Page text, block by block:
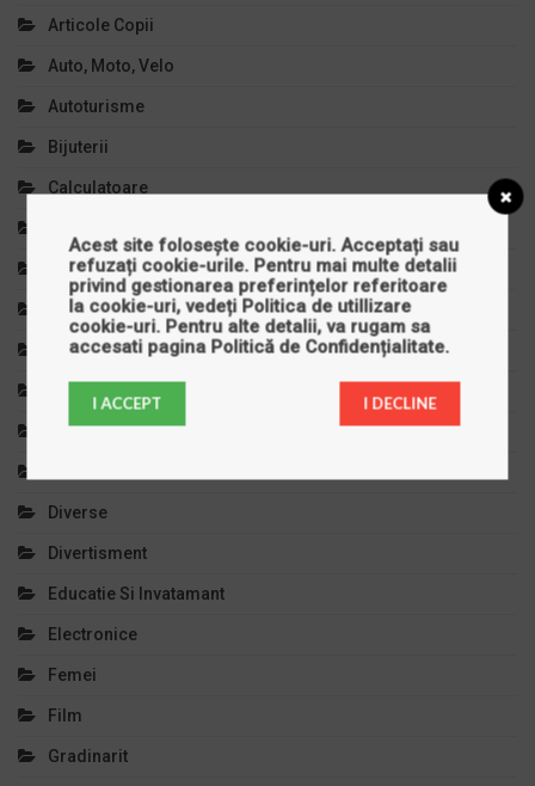
Articole Copii
Auto, Moto, Velo
Autoturisme
Bijuterii
Calculatoare
Cinema
Clinici Private
Comert Si Magazine
Cursuri Si Meditatii
Diverse
Divertisment
Educatie Si Invatamant
Electronice
Femei
Film
Gradinarit
Acest site folosește cookie-uri. Acceptați sau
refuzați cookie-urile. Pentru mai multe detalii
privind gestionarea preferințelor referitoare
la cookie-uri, vedeți Politica de utillizare
cookie-uri. Pentru alte detalii, va rugam sa
accesati pagina Politică de Confidențialitate.
I ACCEPT I DECLINE